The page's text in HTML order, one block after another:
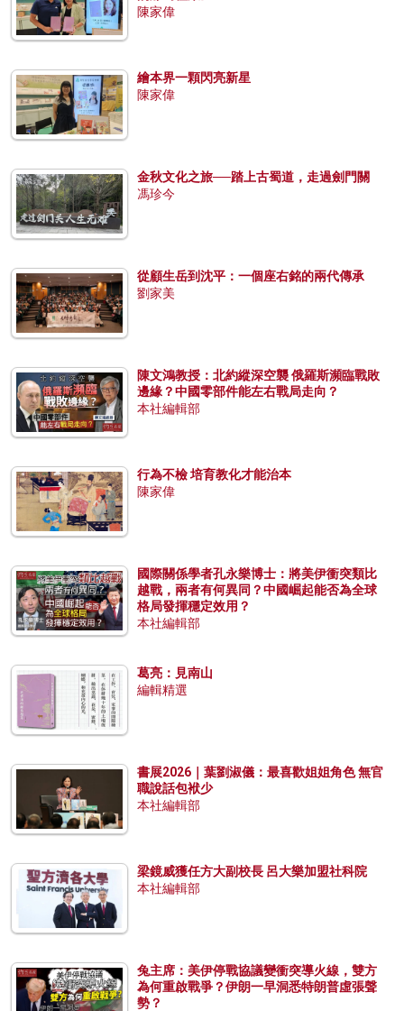
陳家偉
繪本界一顆閃亮新星
陳家偉
金秋文化之旅──踏上古蜀道，走過劍門關
馮珍今
從顧生岳到沈平：一個座右銘的兩代傳承
劉家美
陳文鴻教授：北約縱深空襲 俄羅斯瀕臨戰敗
邊緣？中國零部件能左右戰局走向？
本社編輯部
行為不檢 培育教化才能治本
陳家偉
國際關係學者孔永樂博士：將美伊衝突類比
越戰，兩者有何異同？中國崛起能否為全球
格局發揮穩定效用？
本社編輯部
葛亮：見南山
編輯精選
書展2026｜葉劉淑儀：最喜歡姐姐角色 無官
職說話包袱少
本社編輯部
梁鏡威獲任方大副校長 呂大樂加盟社科院
本社編輯部
兔主席：美伊停戰協議變衝突導火線，雙方
為何重啟戰爭？伊朗一早洞悉特朗普虛張聲
勢？